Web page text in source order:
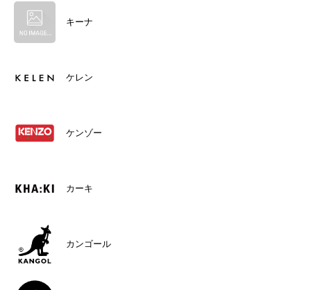
キーナ
ケレン
ケンゾー
カーキ
カンゴール